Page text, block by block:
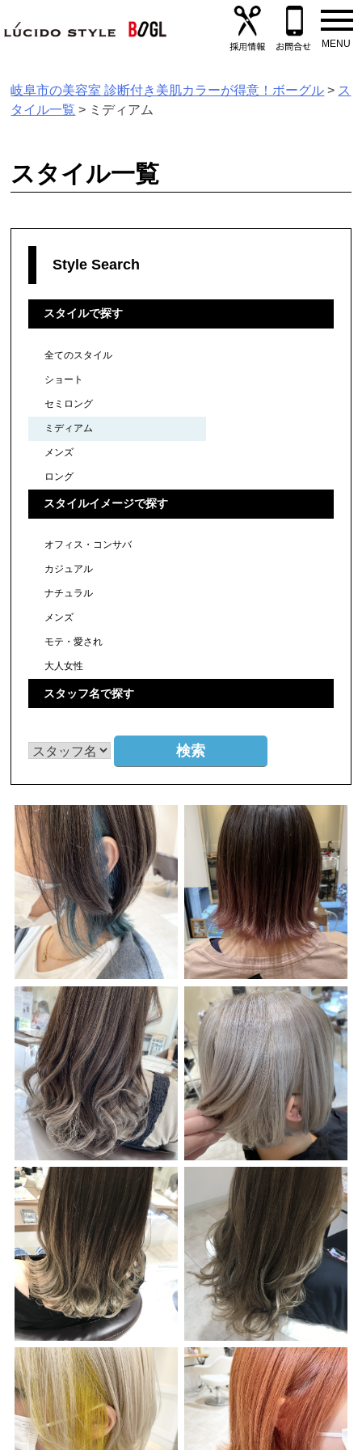
to
岐阜市の美容室 診断付き美肌カラーが得意！ボーグル > ス
タイル一覧 > ミディアム
スタイル一覧
Style Search
スタイルで探す
全てのスタイル
ショート
セミロング
ミディアム
メンズ
ロング
スタイルイメージで探す
オフィス・コンサバ
カジュアル
ナチュラル
メンズ
モテ・愛され
大人女性
スタッフ名で探す